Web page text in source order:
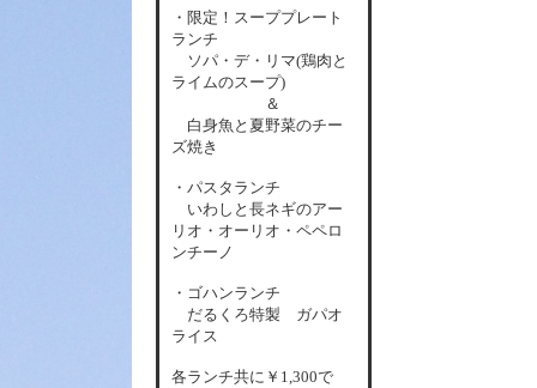
・限定！スーププレート
ランチ
ソパ・デ・リマ(鶏肉と
ライムのスープ)
＆
白身魚と夏野菜のチー
ズ焼き
・パスタランチ
いわしと長ネギのアー
リオ・オーリオ・ペペロ
ンチーノ
・ゴハンランチ
だるくろ特製 ガパオ
ライス
各ランチ共に￥1,300で